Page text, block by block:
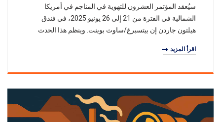
سيُعقد المؤتمر العشرون للتهوية في المناجم في أمريكا
الشمالية في الفترة من 21 إلى 26 يونيو 2025، في فندق
هيلتون جاردن إن بيتسبرغ/ساوث بوينت. وينظم هذا الحدث
اقرأ المزيد